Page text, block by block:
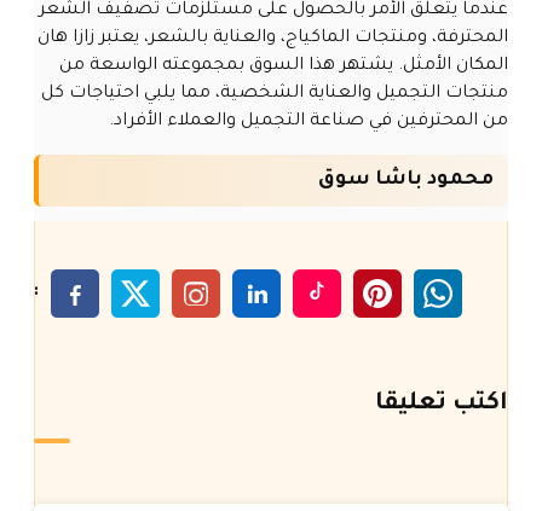
عندما يتعلق الأمر بالحصول على مستلزمات تصفيف الشعر
المحترفة، ومنتجات الماكياج، والعناية بالشعر، يعتبر زازا هان
المكان الأمثل. يشتهر هذا السوق بمجموعته الواسعة من
منتجات التجميل والعناية الشخصية، مما يلبي احتياجات كل
من المحترفين في صناعة التجميل والعملاء الأفراد.
محمود باشا سوق
:
اكتب تعليقا